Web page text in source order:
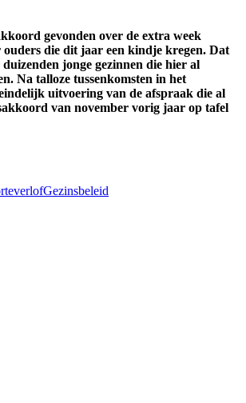
gevonden over de extra week
die dit jaar een kindje kregen. Dat
jonge gezinnen die hier al
Na talloze tussenkomsten in het
uitvoering van de afspraak die al
van november vorig jaar op tafel
Gezinsbeleid